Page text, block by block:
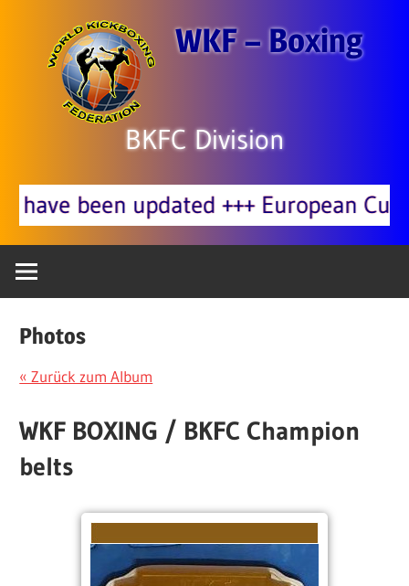
springen
WKF – Boxing
BKFC Division
updated +++ European Cup 03.10.
Photos
« Zurück zum Album
WKF BOXING / BKFC Champion
belts